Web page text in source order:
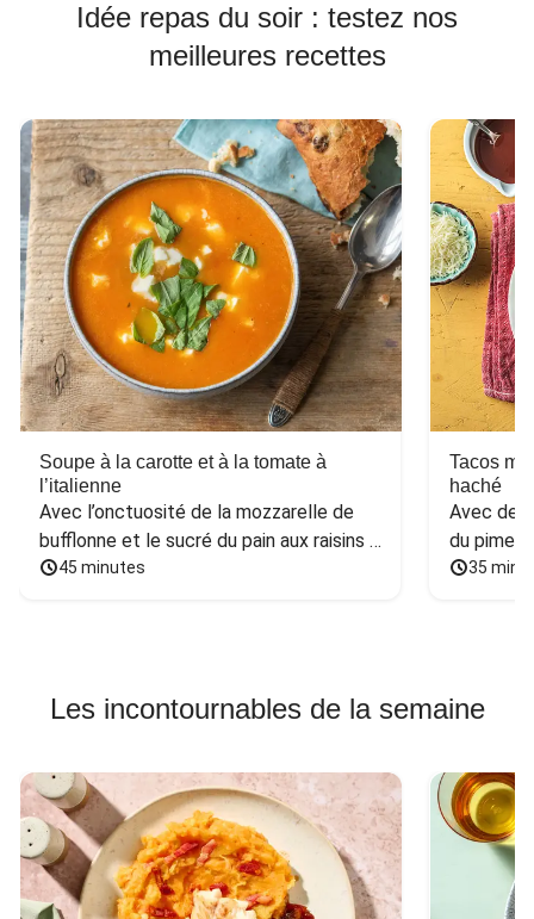
Idée repas du soir : testez nos
meilleures recettes
Soupe à la carotte et à la tomate à
l’italienne
Avec l’onctuosité de la mozzarelle de
bufflonne et le sucré du pain aux raisins
et aux noix
45 minutes
Tacos
haché
Avec des
du
35
Les incontournables de la semaine